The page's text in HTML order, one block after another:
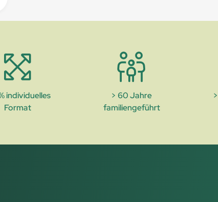
individuelles
Format
> 60 Jahre
familiengeführt